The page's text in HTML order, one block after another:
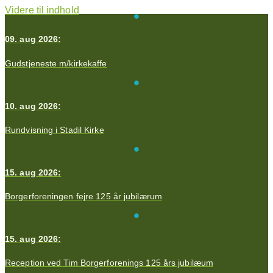
Videre til indhold
09. aug 2026:
Gudstjeneste m/kirkekaffe
10. aug 2026:
Rundvisning i Stadil Kirke
15. aug 2026:
Borgerforeningen fejre 125 år jubilærum
15. aug 2026:
Reception ved Tim Borgerforenings 125 års jubilæum